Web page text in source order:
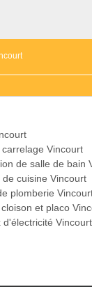
Vincourt
de salle de bain
cuisine Vincourt
plomberie
et placo
d'électricité Vincourt